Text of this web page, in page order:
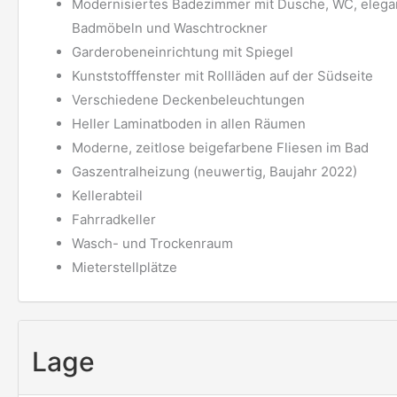
Modernisiertes Badezimmer mit Dusche, WC,
Badmöbeln und Waschtrockner
Garderobeneinrichtung mit Spiegel
Kunststofffenster mit Rollläden auf der Südseite
Verschiedene Deckenbeleuchtungen
Heller Laminatboden in allen Räumen
Moderne, zeitlose beigefarbene Fliesen im Bad
Gaszentralheizung (neuwertig, Baujahr 2022)
Kellerabteil
Fahrradkeller
Wasch- und Trockenraum
Mieterstellplätze
Lage